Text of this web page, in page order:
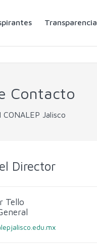
Transparencia
Contacto
Jalisco
Director
Tello